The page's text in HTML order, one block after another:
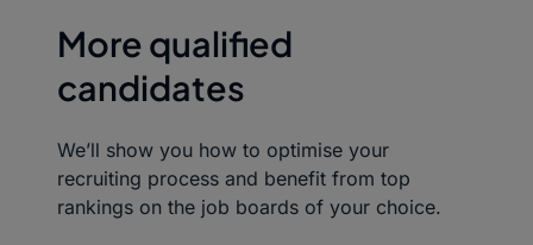
More qualified
candidates
We’ll show you how to optimise your
recruiting process and benefit from top
rankings on the job boards of your choice.